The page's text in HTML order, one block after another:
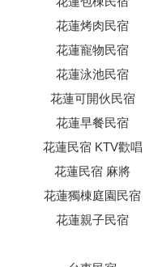
花蓮烤肉民宿
花蓮寵物民宿
花蓮泳池民宿
花蓮可開伙民宿
花蓮早餐民宿
花蓮民宿 KTV歡唱
花蓮民宿 麻將
花蓮獨棟庭園民宿
花蓮親子民宿